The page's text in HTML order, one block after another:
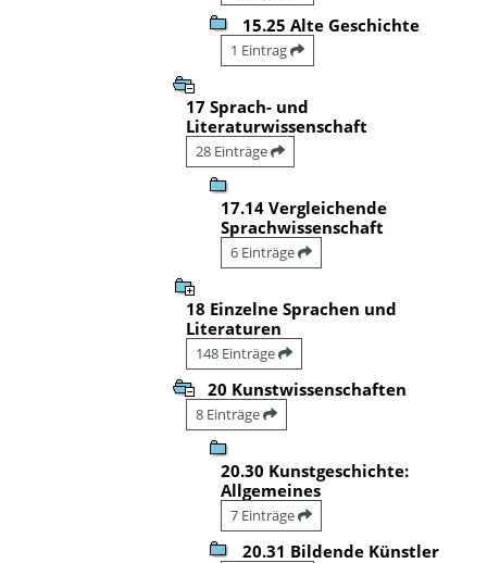
15.25 Alte Geschichte
1 Eintrag
17 Sprach- und
Literaturwissenschaft
28 Einträge
17.14 Vergleichende
Sprachwissenschaft
6 Einträge
18 Einzelne Sprachen und
Literaturen
148 Einträge
20 Kunstwissenschaften
8 Einträge
20.30 Kunstgeschichte:
Allgemeines
7 Einträge
20.31 Bildende Künstler